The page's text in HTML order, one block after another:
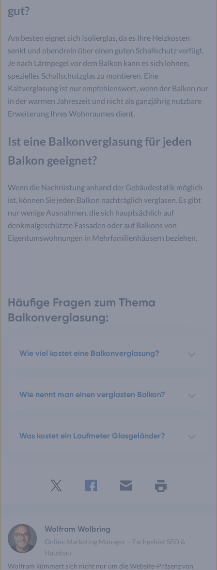
gut?
Am besten eignet sich Isolierglas, da es Ihre Heizkosten
senkt und obendrein über einen guten Schallschutz verfügt.
Je nach Lärmpegel vor dem Balkon kann es sich lohnen,
spezielles Schallschutzglas zu montieren. Eine
Kaltverglasung ist nur empfehlenswert, wenn der Balkon nur
in der warmen Jahreszeit und nicht als ganzjährig nutzbare
Erweiterung Ihres Wohnraumes dient.
Ist eine Balkonverglasung für jeden
Balkon geeignet?
Wenn die Nachrüstung anhand der Gebäudestatik möglich
ist, können Sie jeden Balkon nachträglich verglasen. Es gibt
nur wenige Ausnahmen, die sich hauptsächlich auf
denkmalgeschützte Fassaden oder auf Balkons von
Eigentumswohnungen in Mehrfamilienhäusern beziehen.
Häufige Fragen zum Thema
Balkonverglasung:
Wie viel kostet eine Balkonverglasung?
Wie nennt man einen verglasten Balkon?
Was kostet ein Laufmeter Glasgeländer?
Wolfram Wolbring
Online Marketing Manager – Fachgebiet SEO &
Hausbau
Wolfram kümmert sich nicht nur um die Website-Präsenz von